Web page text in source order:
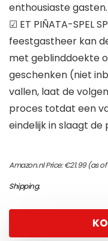
enthousiaste gasten.
☑ ET PIÑATA-SPEL
feestgastheer kan
met geblinddoekte
geschenken (niet
vallen, laat de
proces totdat een
eindelijk in slaagt
Amazon.nl Price:€21.99(as of
Shipping.